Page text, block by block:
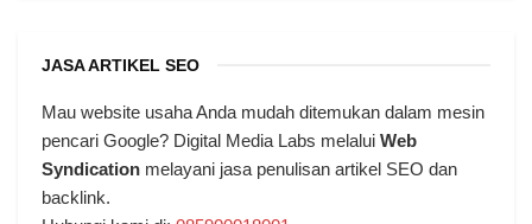
JASA ARTIKEL SEO
Mau website usaha Anda mudah ditemukan dalam mesin
pencari Google? Digital Media Labs melalui Web
Syndication melayani jasa penulisan artikel SEO dan
backlink.